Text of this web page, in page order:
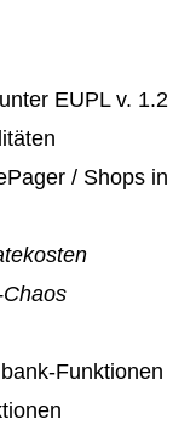
EUPL v. 1.2
/ Shops in
Funktionen